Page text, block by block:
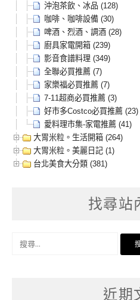
沖泡茶飲、冰品 (128)
咖啡、咖啡設備 (30)
啤酒、烈酒、調酒 (28)
廚具家電開箱 (239)
影音食譜料理 (349)
全聯必買推薦 (7)
家樂福必買推薦 (7)
7-11超商必買推薦 (3)
好市多Costco必買推薦 (23)
愛料理市集-家電推薦 (41)
大胃米粒。生活開箱 (264)
大胃米粒。美麗日記 (1)
台北美食大分類 (381)
找尋站
近期